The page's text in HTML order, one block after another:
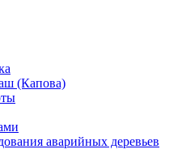
(Капова)
аварийных деревьев